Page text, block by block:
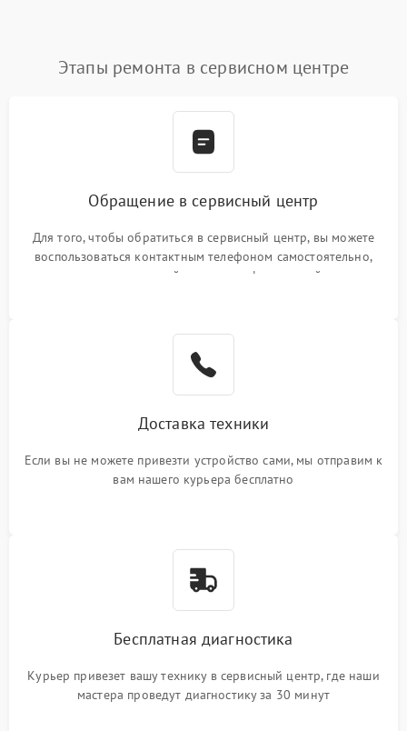
Этапы ремонта в сервисном центре
Обращение в сервисный центр
Для того, чтобы обратиться в сервисный центр, вы можете
воспользоваться контактным телефоном самостоятельно,
или оставить свой номер телефона на сайте
Доставка техники
Если вы не можете привезти устройство сами, мы отправим к
вам нашего курьера бесплатно
Бесплатная диагностика
Курьер привезет вашу технику в сервисный центр, где наши
мастера проведут диагностику за 30 минут